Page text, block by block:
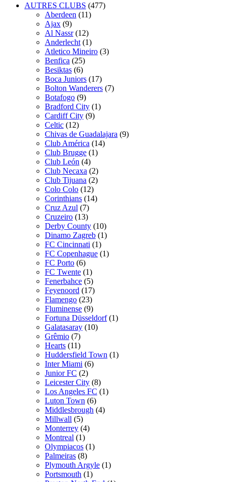
AUTRES CLUBS (477)
Aberdeen (11)
Ajax (9)
Al Nassr (12)
Anderlecht (1)
Atletico Mineiro (3)
Benfica (25)
Besiktas (6)
Boca Juniors (17)
Bolton Wanderers (7)
Botafogo (9)
Bradford City (1)
Cardiff City (9)
Celtic (12)
Chivas de Guadalajara (9)
Club América (14)
Club Brugge (1)
Club León (4)
Club Necaxa (2)
Club Tijuana (2)
Colo Colo (12)
Corinthians (14)
Cruz Azul (7)
Cruzeiro (13)
Derby County (10)
Dinamo Zagreb (1)
FC Cincinnati (1)
FC Copenhague (1)
FC Porto (6)
FC Twente (1)
Fenerbahce (5)
Feyenoord (17)
Flamengo (23)
Fluminense (9)
Fortuna Düsseldorf (1)
Galatasaray (10)
Grêmio (7)
Hearts (11)
Huddersfield Town (1)
Inter Miami (6)
Junior FC (2)
Leicester City (8)
Los Angeles FC (1)
Luton Town (6)
Middlesbrough (4)
Millwall (5)
Monterrey (4)
Montreal (1)
Olympiacos (1)
Palmeiras (8)
Plymouth Argyle (1)
Portsmouth (1)